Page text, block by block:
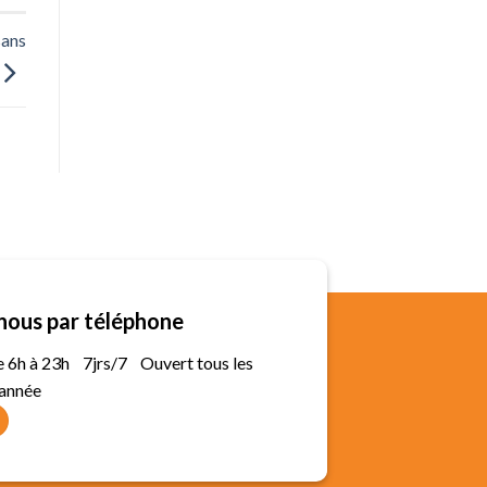
par téléphone
6h à 23h 7jrs/7 Ouvert tous les